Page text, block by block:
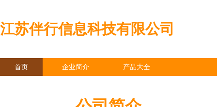
江苏伴行信息科技有限公司
首页 企业简介 产品大全